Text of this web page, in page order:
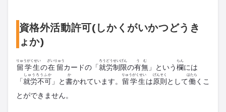
資格外活動許可(しかくがいかつどうき
ょか)
留学生
りゅうがくせい
の在留
ざいりゅう
カードの「就労制限
ろうどうせいげん
の有無
うむ
」という欄
らん
には
「就労不可
しゅうろうふか
」と書
か
かれています。 留学生
りゅうがくせい
は原則
げんそく
として働
はたら
くこ
とができません。